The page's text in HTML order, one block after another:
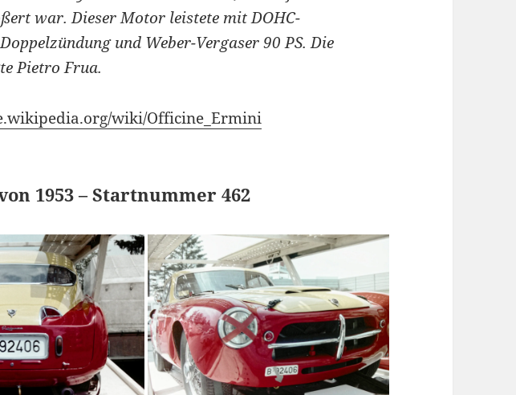
war. Dieser Motor leistete mit DOHC-
und Weber-Vergaser 90 PS. Die
Pietro Frua.
wiki/Officine_Ermini
1953 – Startnummer 462